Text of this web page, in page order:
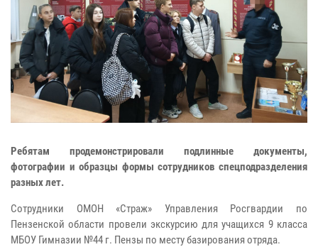
Ребятам продемонстрировали подлинные документы,
фотографии и образцы формы сотрудников спецподразделения
разных лет.
Сотрудники ОМОН «Страж» Управления Росгвардии по
Пензенской области провели экскурсию для учащихся 9 класса
МБОУ Гимназии №44 г. Пензы по месту базирования отряда.